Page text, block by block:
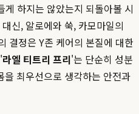
하지는 않았는지 되돌아볼 시
신, 알로에와 쑥, 카모마일의
결정은 Y존 케어의 본질에 대한
라엘 티트리 프리'는 단순히 성분
최우선으로 생각하는 안전과